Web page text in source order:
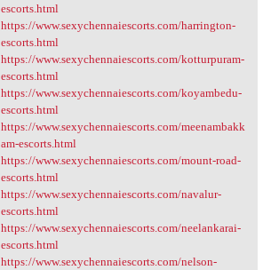
escorts.html
https://www.sexychennaiescorts.com/harrington-
escorts.html
https://www.sexychennaiescorts.com/kotturpuram-
escorts.html
https://www.sexychennaiescorts.com/koyambedu-
escorts.html
https://www.sexychennaiescorts.com/meenambakk
am-escorts.html
https://www.sexychennaiescorts.com/mount-road-
escorts.html
https://www.sexychennaiescorts.com/navalur-
escorts.html
https://www.sexychennaiescorts.com/neelankarai-
escorts.html
https://www.sexychennaiescorts.com/nelson-